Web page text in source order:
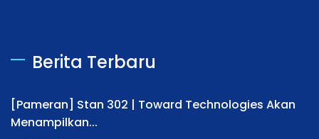
Berita Terbaru
[Pameran] Stan 302 | Toward Technologies Akan
Menampilkan...